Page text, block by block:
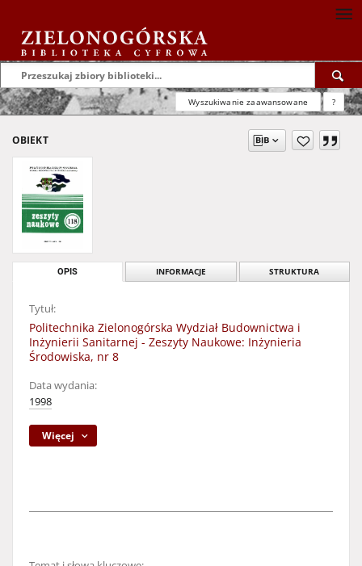
Wyszukiwanie zaawansowane ?
OBIEKT
OPIS INFORMACJE STRUKTURA
Tytuł:
Politechnika Zielonogórska Wydział Budownictwa i
Inżynierii Sanitarnej - Zeszyty Naukowe: Inżynieria
Środowiska, nr 8
Data wydania:
1998
Więcej